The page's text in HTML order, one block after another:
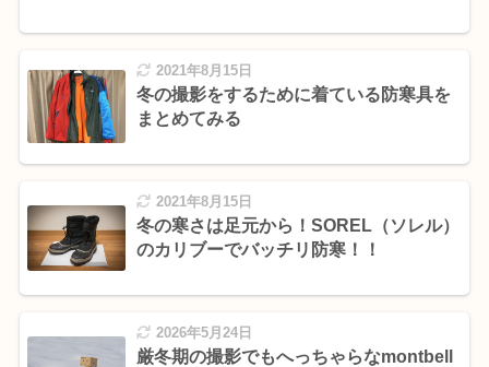
2021年8月15日
冬の撮影をするために着ている防寒具を
まとめてみる
2021年8月15日
冬の寒さは足元から！SOREL（ソレル）
のカリブーでバッチリ防寒！！
2026年5月24日
厳冬期の撮影でもへっちゃらなmontbell